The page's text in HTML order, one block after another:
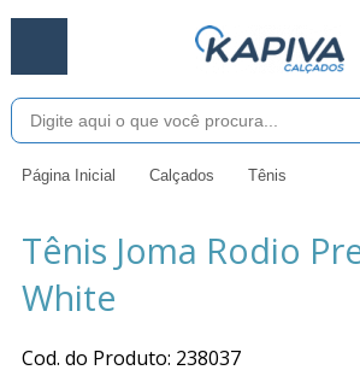
Página Inicial Calçados Tênis
Tênis Joma Rodio
White
Cod. do Produto: 238037